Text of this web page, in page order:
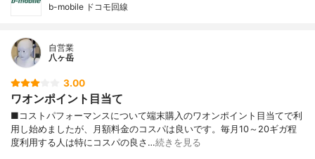
b-mobile ドコモ回線
自営業
八ヶ岳
3.00
ワオンポイント目当て
■コストパフォーマンスについて端末購入のワオンポイント目当てで利
用し始めましたが、月額料金のコスパは良いです。毎月10～20ギガ程
度利用する人は特にコスパの良さ…続きを見る